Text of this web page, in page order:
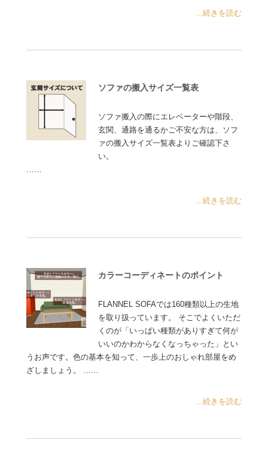
...続きを読む
ソファの搬入サイズ一覧表
ソファ搬入の際にエレベーターや階段、
玄関、通路を通るかご不安な方は、ソフ
ァの搬入サイズ一覧表よりご確認下さ
い。
...続きを読む
カラーコーディネートのポイント
FLANNEL SOFAでは160種類以上の生地
を取り扱っています。 そこでよくいただ
くのが「いっぱい種類がありすぎて何が
いいのかわからなくなっちゃった」とい
うお声です。色の基本を知って、一歩上のおしゃれ部屋をめ
ざしましょう。 ……
...続きを読む